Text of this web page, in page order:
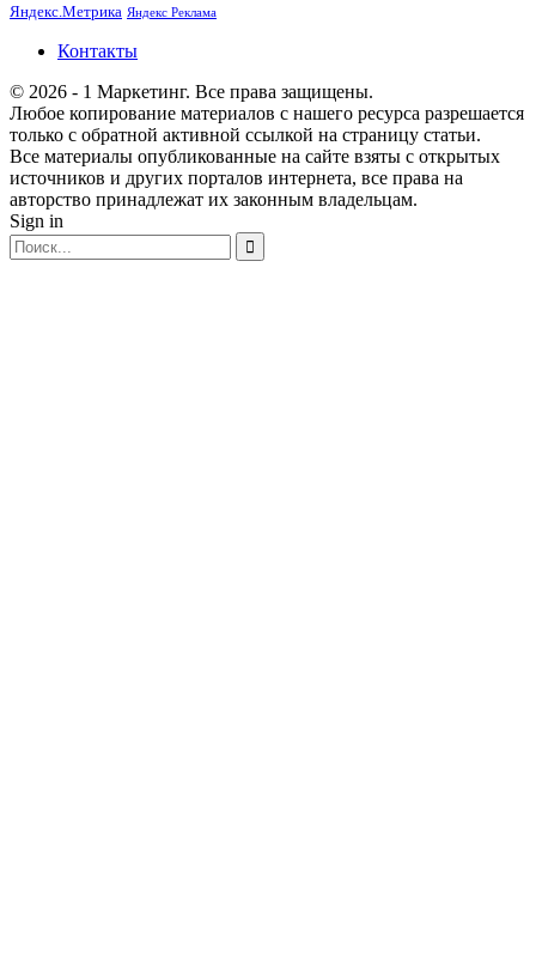
Яндекс.Метрика Яндекс Реклама
Контакты
© 2026 - 1 Маркетинг. Все права защищены.
Любое копирование материалов с нашего ресурса разрешается
только с обратной активной ссылкой на страницу статьи.
Все материалы опубликованные на сайте взяты с открытых
источников и других порталов интернета, все права на
авторство принадлежат их законным владельцам.
Sign in